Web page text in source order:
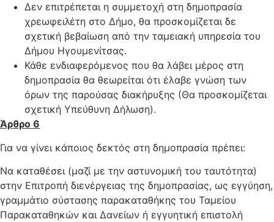
Δεν επιτρέπεται η συμμετοχή στη δημοπρασία
χρεωφειλέτη στο Δήμο, θα προσκομίζεται δε
σχετική βεβαίωση από την ταμειακή υπηρεσία του
Δήμου Ηγουμενίτσας.
Κάθε ενδιαφερόμενος που θα λάβει μέρος στη
δημοπρασία θα θεωρείται ότι έλαβε γνώση των
όρων της παρούσας διακήρυξης (Θα προσκομίζεται
σχετική Υπεύθυνη Δήλωση).
Άρθρο 6
Για να γίνει κάποιος δεκτός στη δημοπρασία πρέπει:
Να καταθέσει (μαζί με την αστυνομική του ταυτότητα)
στην Επιτροπή διενέργειας της δημοπρασίας, ως εγγύηση,
γραμμάτιο σύστασης παρακαταθήκης του Ταμείου
Παρακαταθηκών και Δανείων ή εγγυητική επιστολή